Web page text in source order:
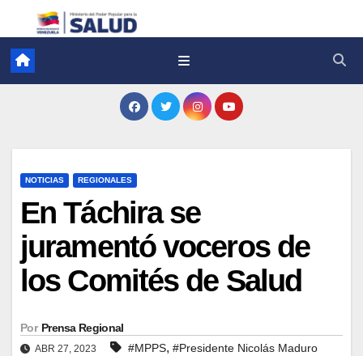
NOTICIAS REGIONALES
En Táchira se
juramentó voceros de
los Comités de Salud
Por Prensa Regional
ABR 27, 2023 #MPPS, #Presidente Nicolás Maduro